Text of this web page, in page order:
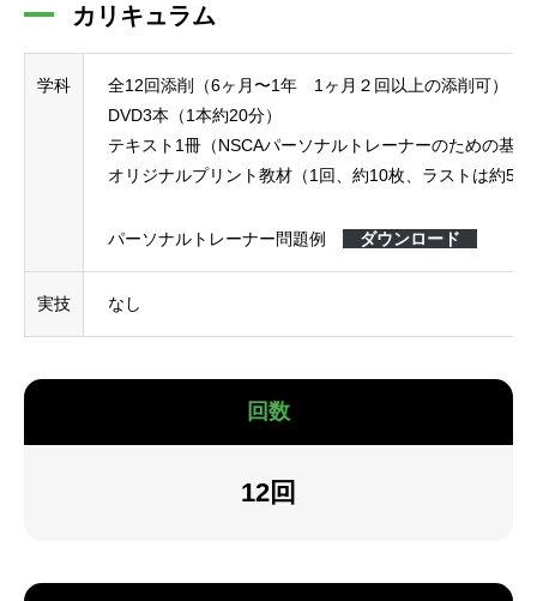
カリキュラム
学科
全12回添削（6ヶ月〜1年 1ヶ月２回以上の添削可）
DVD3本（1本約20分）
テキスト1冊（NSCAパーソナルトレーナーのための基礎
オリジナルプリント教材（1回、約10枚、ラストは約50
パーソナルトレーナー問題例 ダウンロード
実技 なし
回数
12回